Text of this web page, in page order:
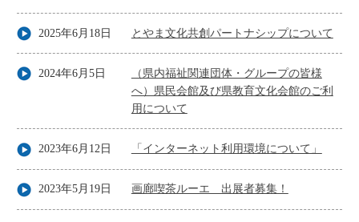
2025年6月18日 とやま文化共創パートナシップについて
2024年6月5日
（県内福祉関連団体・グループの皆様
へ）県民会館及び県教育文化会館のご利
用について
2023年6月12日 「インターネット利用環境について」
2023年5月19日 画廊喫茶ルーエ 出展者募集！